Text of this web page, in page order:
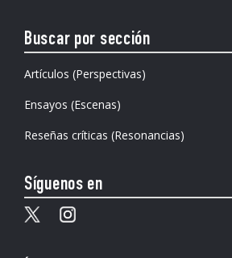
Buscar por sección
Artículos (Perspectivas)
Ensayos (Escenas)
Reseñas críticas (Resonancias)
Síguenos en